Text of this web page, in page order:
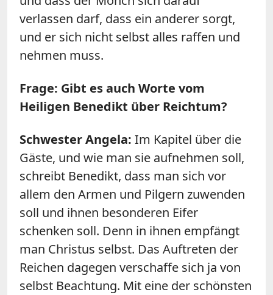
verlassen darf, dass ein anderer sorgt,
und er sich nicht selbst alles raffen und
nehmen muss.
Frage: Gibt es auch Worte vom
Heiligen Benedikt über Reichtum?
Schwester Angela: Im Kapitel über die
Gäste, und wie man sie aufnehmen soll,
schreibt Benedikt, dass man sich vor
allem den Armen und Pilgern zuwenden
soll und ihnen besonderen Eifer
schenken soll. Denn in ihnen empfängt
man Christus selbst. Das Auftreten der
Reichen dagegen verschaffe sich ja von
selbst Beachtung. Mit eine der schönsten